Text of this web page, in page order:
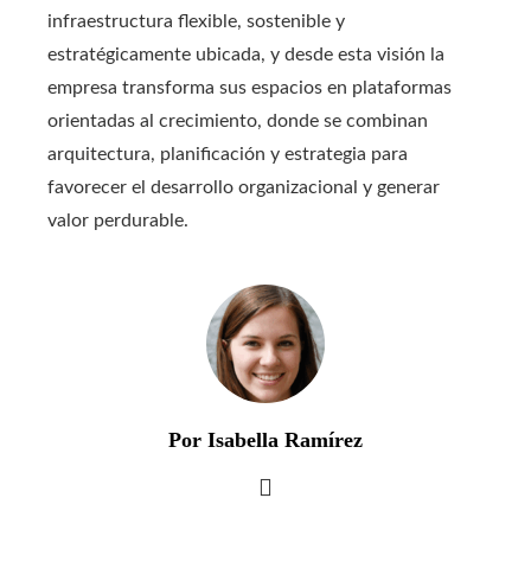
infraestructura flexible, sostenible y
estratégicamente ubicada, y desde esta visión la
empresa transforma sus espacios en plataformas
orientadas al crecimiento, donde se combinan
arquitectura, planificación y estrategia para
favorecer el desarrollo organizacional y generar
valor perdurable.
Por Isabella Ramírez